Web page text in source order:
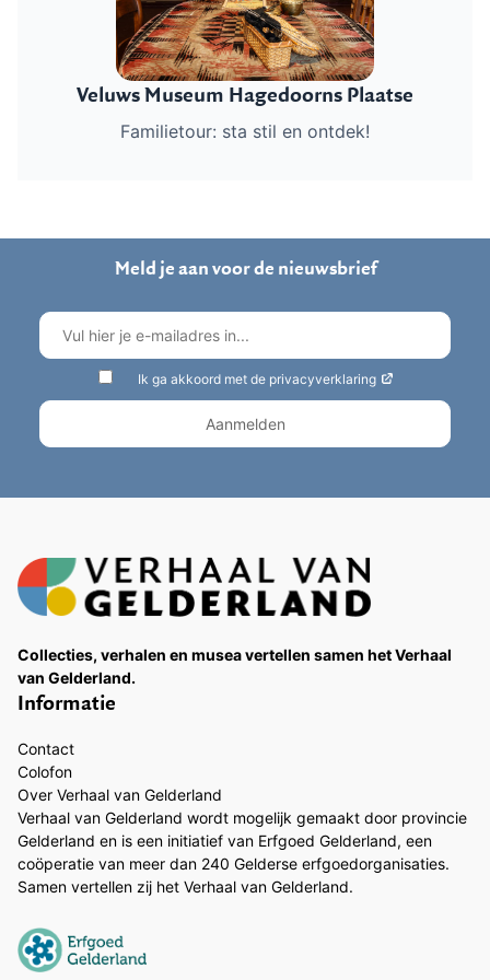
Veluws Museum Hagedoorns Plaatse
Familietour: sta stil en ontdek!
mee langs vele vertelpunten.
Hendrik verteld boeiende
verhalen over werken, slapen,
eten, zaaien, oogsten, koken,
spelen en nog veel meer.
Plan je bezoek
Meld je aan voor de nieuwsbrief
Ik ga akkoord met de privacyverklaring
Collecties, verhalen en musea vertellen samen het Verhaal
van Gelderland.
Informatie
Contact
Colofon
Over Verhaal van Gelderland
Verhaal van Gelderland wordt mogelijk gemaakt door provincie
Gelderland en is een initiatief van Erfgoed Gelderland, een
coöperatie van meer dan 240 Gelderse erfgoedorganisaties.
Samen vertellen zij het Verhaal van Gelderland.